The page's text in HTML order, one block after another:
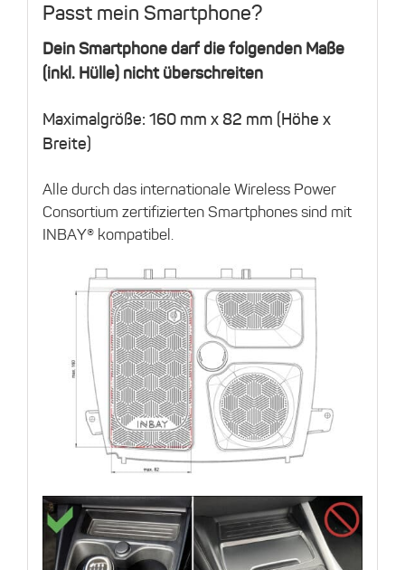
Passt mein Smartphone?
Dein Smartphone darf die folgenden Maße
(inkl. Hülle) nicht überschreiten
Maximalgröße: 160 mm x 82 mm (Höhe x
Breite)
Alle durch das internationale Wireless Power
Consortium zertifizierten Smartphones sind mit
INBAY® kompatibel.